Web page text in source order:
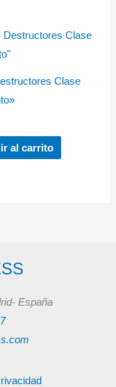
Clase
al carrito
España